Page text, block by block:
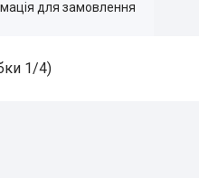
для замовлення
1/4)